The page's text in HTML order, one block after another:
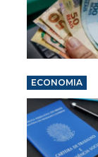
ECONOMIA